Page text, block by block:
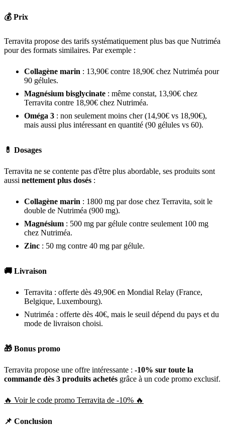
💰 Prix
Terravita propose des tarifs systématiquement plus bas que Nutriméa
pour des formats similaires. Par exemple :
Collagène marin : 13,90€ contre 18,90€ chez Nutriméa pour
90 gélules.
Magnésium bisglycinate : même constat, 13,90€ chez
Terravita contre 18,90€ chez Nutriméa.
Oméga 3 : non seulement moins cher (14,90€ vs 18,90€),
mais aussi plus intéressant en quantité (90 gélules vs 60).
💊 Dosages
Terravita ne se contente pas d'être plus abordable, ses produits sont
aussi nettement plus dosés :
Collagène marin : 1800 mg par dose chez Terravita, soit le
double de Nutriméa (900 mg).
Magnésium : 500 mg par gélule contre seulement 100 mg
chez Nutriméa.
Zinc : 50 mg contre 40 mg par gélule.
🚚 Livraison
Terravita : offerte dès 49,90€ en Mondial Relay (France,
Belgique, Luxembourg).
Nutriméa : offerte dès 40€, mais le seuil dépend du pays et du
mode de livraison choisi.
🎁 Bonus promo
Terravita propose une offre intéressante : -10% sur toute la
commande dès 3 produits achetés grâce à un code promo exclusif.
🔥 Voir le code promo Terravita de -10% 🔥
📌 Conclusion